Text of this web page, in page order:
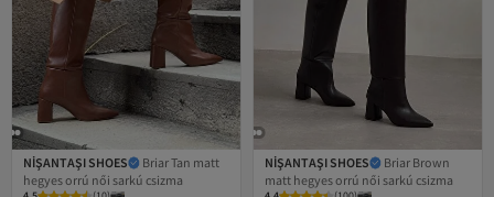
NİŞANTAŞI SHOES
Briar Tan matt
hegyes orrú női sarkú csizma
Legalacsonyabb (30 nap)
NİŞANTAŞI SHOES
Briar Brown
matt hegyes orrú női sarkú csizma
Legalacsonyabb (30 nap)